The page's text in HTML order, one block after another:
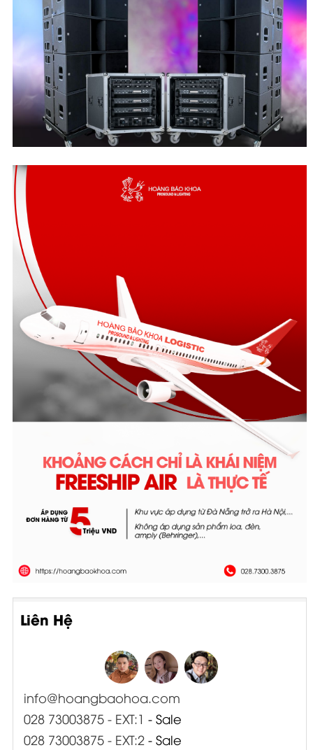
Liên Hệ
info@hoangbaohoa.com
028 73003875 - EXT:1 - Sale
028 73003875 - EXT:2- Sale